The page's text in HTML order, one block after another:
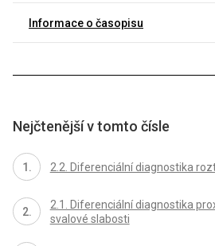
Informace o časopisu
Nejčtenější v tomto čísle
2.2. Diferenciální diagnostika
2.1. Diferenciální diagnostika
svalové slabosti